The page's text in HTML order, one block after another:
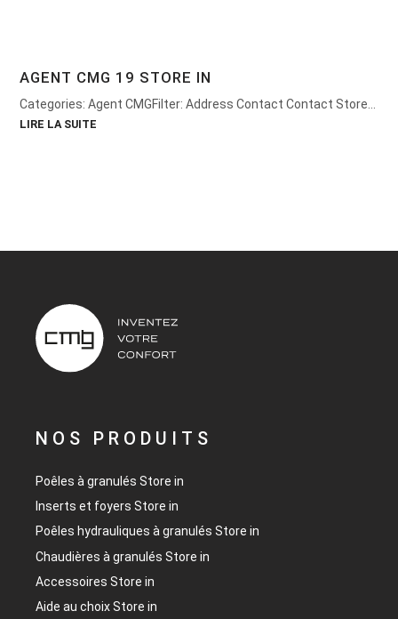
AGENT CMG 19 STORE IN
Categories: Agent CMGFilter: Address Contact Contact Store...
LIRE LA SUITE
NOS PRODUITS
Poêles à granulés Store in
Inserts et foyers Store in
Poêles hydrauliques à granulés Store in
Chaudières à granulés Store in
Accessoires Store in
Aide au choixStore in